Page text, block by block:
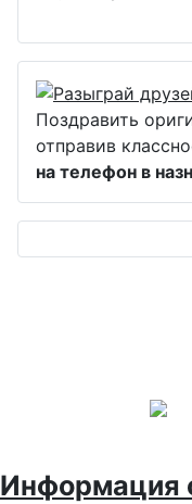
Поздравить
отправив
на телефон в
Информация